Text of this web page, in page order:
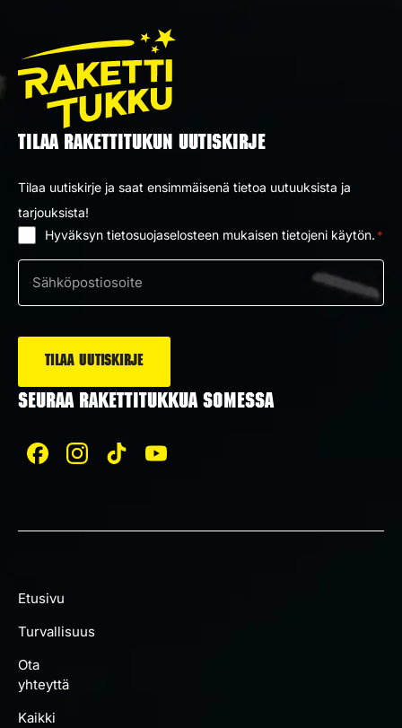
TILAA RAKETTITUKUN UUTISKIRJE
Tilaa uutiskirje ja saat ensimmäisenä tietoa uutuuksista ja
tarjouksista!
Hyväksyn tietosuojaselosteen mukaisen tietojeni käytön. *
Sähköposti
SEURAA RAKETTITUKKUA SOMESSA
Etusivu
Turvallisuus
Ota
yhteyttä
Kaikki